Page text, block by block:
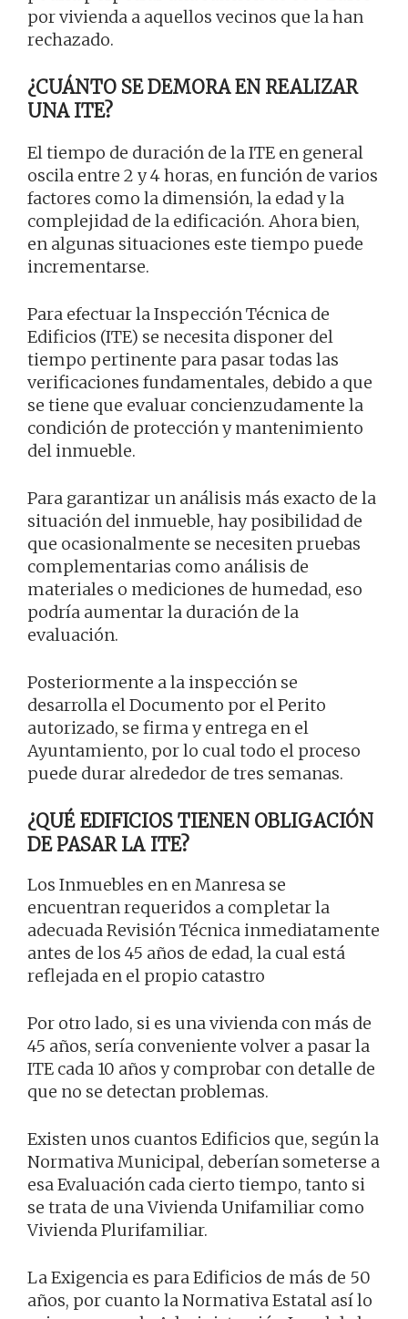
por vivienda a aquellos vecinos que la han
rechazado.
¿CUÁNTO SE DEMORA EN REALIZAR
UNA ITE?
El tiempo de duración de la ITE en general
oscila entre 2 y 4 horas, en función de varios
factores como la dimensión, la edad y la
complejidad de la edificación. Ahora bien,
en algunas situaciones este tiempo puede
incrementarse.
Para efectuar la Inspección Técnica de
Edificios (ITE) se necesita disponer del
tiempo pertinente para pasar todas las
verificaciones fundamentales, debido a que
se tiene que evaluar concienzudamente la
condición de protección y mantenimiento
del inmueble.
Para garantizar un análisis más exacto de la
situación del inmueble, hay posibilidad de
que ocasionalmente se necesiten pruebas
complementarias como análisis de
materiales o mediciones de humedad, eso
podría aumentar la duración de la
evaluación.
Posteriormente a la inspección se
desarrolla el Documento por el Perito
autorizado, se firma y entrega en el
Ayuntamiento, por lo cual todo el proceso
puede durar alrededor de tres semanas.
¿QUÉ EDIFICIOS TIENEN OBLIGACIÓN
DE PASAR LA ITE?
Los Inmuebles en en Manresa se
encuentran requeridos a completar la
adecuada Revisión Técnica inmediatamente
antes de los 45 años de edad, la cual está
reflejada en el propio catastro
Por otro lado, si es una vivienda con más de
45 años, sería conveniente volver a pasar la
ITE cada 10 años y comprobar con detalle de
que no se detectan problemas.
Existen unos cuantos Edificios que, según la
Normativa Municipal, deberían someterse a
esa Evaluación cada cierto tiempo, tanto si
se trata de una Vivienda Unifamiliar como
Vivienda Plurifamiliar.
La Exigencia es para Edificios de más de 50
años, por cuanto la Normativa Estatal así lo